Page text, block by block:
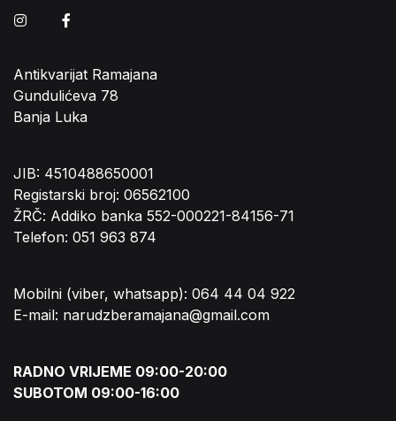
Instagram
Antikvarijat Ramajana
Gundulićeva 78
Banja Luka
JIB: 4510488650001
Registarski broj: 06562100
ŽRČ: Addiko banka 552-000221-84156-71
Telefon: 051 963 874
Mobilni (viber, whatsapp): 064 44 04 922
E-mail: narudzberamajana@gmail.com
RADNO VRIJEME 09:00-20:00
SUBOTOM 09:00-16:00